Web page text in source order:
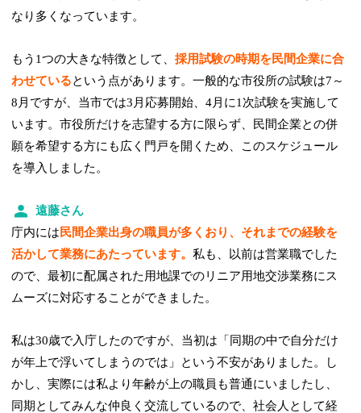
なり多くなっています。
もう1つの大きな特徴として、採用試験の時期を民間企業に合
わせているという点があります。一般的な市役所の試験は7～
8月ですが、当市では3月応募開始、4月に1次試験を実施して
います。市役所だけを志望する方に限らず、民間企業との併
願を希望する方にも広く門戸を開くため、このスケジュール
を導入しました。
遠藤さん
庁内には 民間企業出身の職員が多くおり、それまでの経験を
活かして業務にあたっています。私も、以前は営業職でした
ので、最初に配属された用地課でのリニア用地交渉業務にス
ムーズに対応することができました。
私は30歳で入庁したのですが、当初は「同期の中で自分だけ
が年上で浮いてしまうのでは」という不安がありました。し
かし、実際には私より年齢が上の職員も普通にいましたし、
同期としてみんな仲良く交流しているので、社会人として経